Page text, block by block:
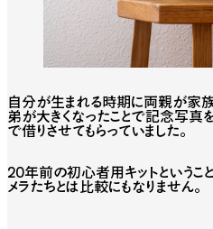
自分が生まれる時期に両親が家
弟が大きくなったことで記念写真
で借りさせてもらっていました。
20年前の初心者用キットというこ
メラたちとは比較にもなりません。